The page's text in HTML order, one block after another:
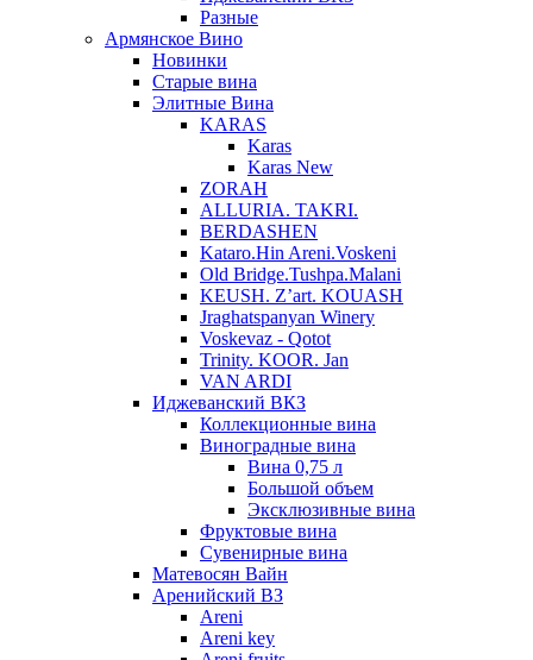
Разные
Армянское Вино
Новинки
Старые вина
Элитные Вина
KARAS
Karas
Karas New
ZORAH
ALLURIA. TAKRI.
BERDASHEN
Kataro.Hin Areni.Voskeni
Old Bridge.Tushpa.Malani
KEUSH. Z’art. KOUASH
Jraghatspanyan Winery
Voskevaz - Qotot
Trinity. KOOR. Jan
VAN ARDI
Иджеванский ВКЗ
Коллекционные вина
Виноградные вина
Вина 0,75 л
Большой объем
Эксклюзивные вина
Фруктовые вина
Cувенирные вина
Матевосян Вайн
Аренийский ВЗ
Areni
Areni key